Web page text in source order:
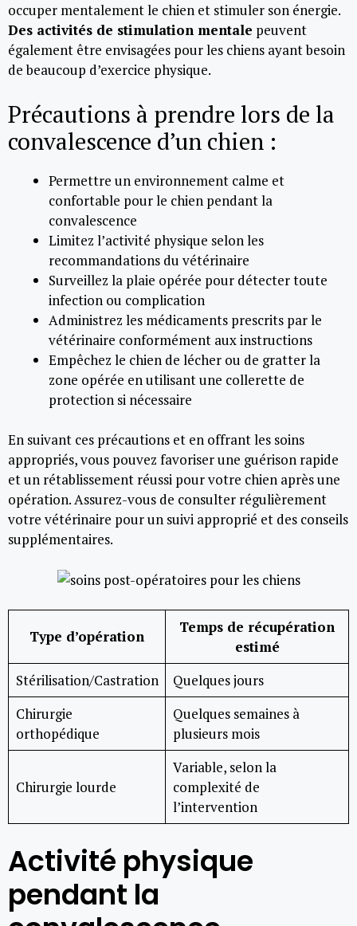
occuper mentalement le chien et stimuler son énergie.
Des activités de stimulation mentale peuvent
également être envisagées pour les chiens ayant besoin
de beaucoup d’exercice physique.
Précautions à prendre lors de la
convalescence d’un chien :
Permettre un environnement calme et
confortable pour le chien pendant la
convalescence
Limitez l’activité physique selon les
recommandations du vétérinaire
Surveillez la plaie opérée pour détecter toute
infection ou complication
Administrez les médicaments prescrits par le
vétérinaire conformément aux instructions
Empêchez le chien de lécher ou de gratter la
zone opérée en utilisant une collerette de
protection si nécessaire
En suivant ces précautions et en offrant les soins
appropriés, vous pouvez favoriser une guérison rapide
et un rétablissement réussi pour votre chien après une
opération. Assurez-vous de consulter régulièrement
votre vétérinaire pour un suivi approprié et des conseils
supplémentaires.
Type d’opération
Temps de récupération
estimé
Stérilisation/Castration
Quelques jours
Chirurgie
orthopédique
Quelques semaines à
plusieurs mois
Chirurgie lourde
Variable, selon la
complexité de
l’intervention
Activité physique
pendant la